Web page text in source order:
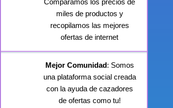
Comparamos los precios de
miles de productos y
recopilamos las mejores
ofertas de internet
Mejor Comunidad: Somos
una plataforma social creada
con la ayuda de cazadores
de ofertas como tu!